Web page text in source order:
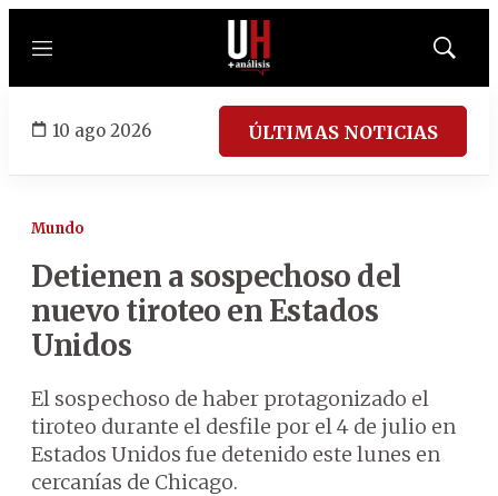
Menú
Mostrar
10 ago 2026 ÚLTIMAS NOTICIAS
Mundo
Detienen a sospechoso del
nuevo tiroteo en Estados
Unidos
El sospechoso de haber protagonizado el
tiroteo durante el desfile por el 4 de julio en
Estados Unidos fue detenido este lunes en
cercanías de Chicago.